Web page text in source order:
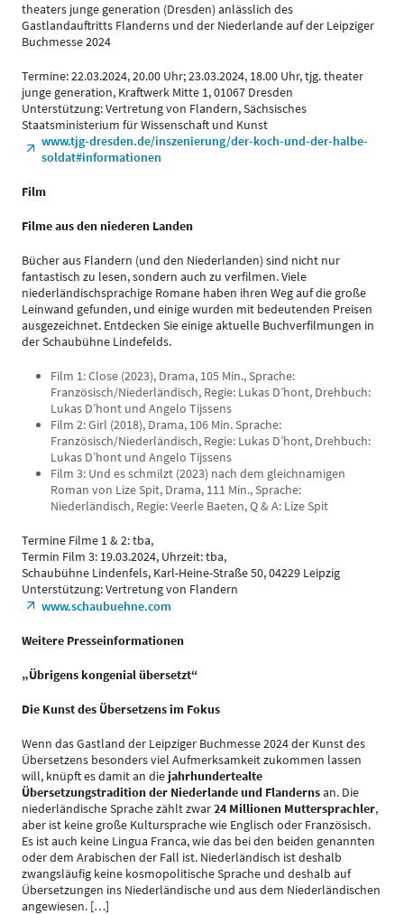
theaters junge generation (Dresden) anlässlich des
Gastlandauftritts Flanderns und der Niederlande auf der Leipziger
Buchmesse 2024
Termine: 22.03.2024, 20.00 Uhr; 23.03.2024, 18.00 Uhr, tjg. theater
junge generation, Kraftwerk Mitte 1, 01067 Dresden
Unterstützung: Vertretung von Flandern, Sächsisches
Staatsministerium für Wissenschaft und Kunst
www.tjg-dresden.de/inszenierung/der-koch-und-der-halbe-
soldat#informationen
Film
Filme aus den niederen Landen
Bücher aus Flandern (und den Niederlanden) sind nicht nur
fantastisch zu lesen, sondern auch zu verfilmen. Viele
niederländischsprachige Romane haben ihren Weg auf die große
Leinwand gefunden, und einige wurden mit bedeutenden Preisen
ausgezeichnet. Entdecken Sie einige aktuelle Buchverfilmungen in
der Schaubühne Lindefelds.
Film 1: Close (2023), Drama, 105 Min., Sprache:
Französisch/Niederländisch, Regie: Lukas D’hont, Drehbuch:
Lukas D’hont und Angelo Tijssens
Film 2: Girl (2018), Drama, 106 Min. Sprache:
Französisch/Niederländisch, Regie: Lukas D’hont, Drehbuch:
Lukas D’hont und Angelo Tijssens
Film 3: Und es schmilzt (2023) nach dem gleichnamigen
Roman von Lize Spit, Drama, 111 Min., Sprache:
Niederländisch, Regie: Veerle Baeten, Q & A: Lize Spit
Termine Filme 1 & 2: tba,
Termin Film 3: 19.03.2024, Uhrzeit: tba,
Schaubühne Lindenfels, Karl-Heine-Straße 50, 04229 Leipzig
Unterstützung: Vertretung von Flandern
www.schaubuehne.com
Weitere Presseinformationen
„Übrigens kongenial übersetzt“
Die Kunst des Übersetzens im Fokus
Wenn das Gastland der Leipziger Buchmesse 2024 der Kunst des
Übersetzens besonders viel Aufmerksamkeit zukommen lassen
will, knüpft es damit an diejahrhundertealte
Übersetzungstradition der Niederlande und Flandernsan. Die
niederländische Sprache zählt zwar24 Millionen Muttersprachler,
aber ist keine große Kultursprache wie Englisch oder Französisch.
Es ist auch keine Lingua Franca, wie das bei den beiden genannten
oder dem Arabischen der Fall ist. Niederländisch ist deshalb
zwangsläufig keine kosmopolitische Sprache und deshalb auf
Übersetzungen ins Niederländische und aus dem Niederländischen
angewiesen. […]